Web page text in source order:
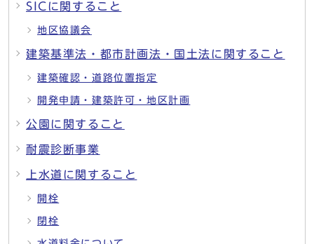
SICに関すること
地区協議会
建築基準法・都市計画法・国土法に関すること
建築確認・道路位置指定
開発申請・建築許可・地区計画
公園に関すること
耐震診断事業
上水道に関すること
開栓
閉栓